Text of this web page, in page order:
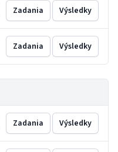
Zadania Výsledky
Zadania Výsledky
Zadania Výsledky